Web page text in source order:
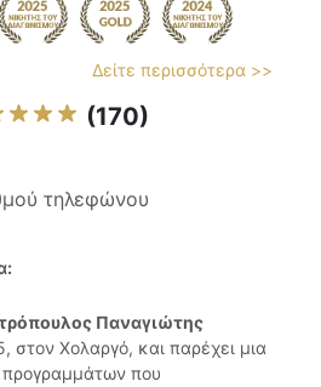
Δείτε περισσότερα >>
(170)
τηλεφώνου
Παναγιώτης
στον Χολαργό, και παρέχει μια
προγραμμάτων που